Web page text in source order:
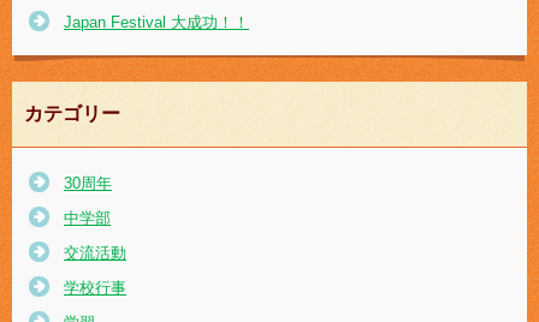
Japan Festival 大成功！！
カテゴリー
30周年
中学部
交流活動
学校行事